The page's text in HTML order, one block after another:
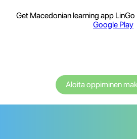
Get Macedonian learning app LinGo
Google Play
Aloita oppiminen